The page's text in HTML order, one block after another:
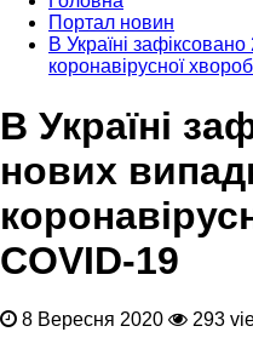
Портал новин
В Україні
коронавірусної
В Україні
нових
COVID-19
8 Вересня 2020 293